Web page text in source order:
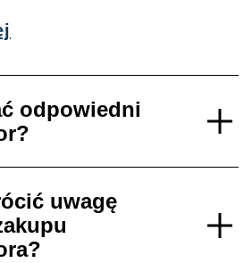
odpowiedni
uwagę